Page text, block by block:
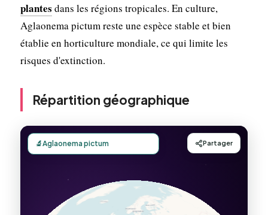
plantes dans les régions tropicales. En culture,
Aglaonema pictum reste une espèce stable et bien
établie en horticulture mondiale, ce qui limite les
risques d'extinction.
Répartition géographique